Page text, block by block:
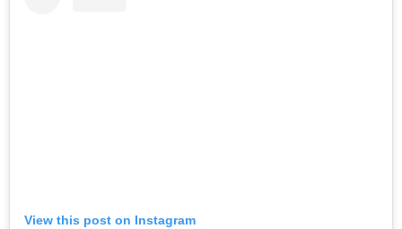
View this post on Instagram